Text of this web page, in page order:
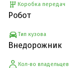
Коробка передач
Робот
Тип кузова
Внедорожник
Кол-во владельцев